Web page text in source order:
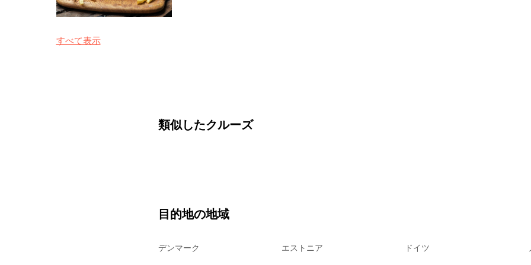
すべて表示
類似したクルーズ
目的地の地域
デンマーク エストニア ドイツ